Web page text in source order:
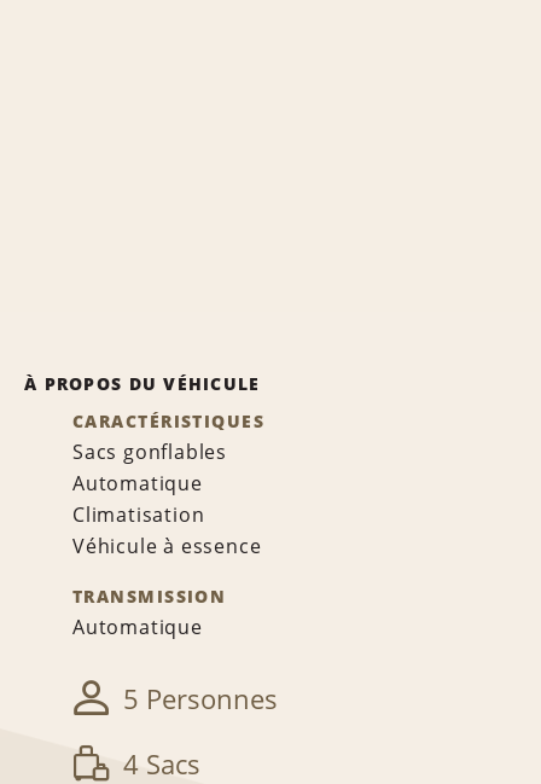
À PROPOS DU VÉHICULE
CARACTÉRISTIQUES
Sacs gonflables
Automatique
Climatisation
Véhicule à essence
TRANSMISSION
Automatique
5 Personnes
4 Sacs